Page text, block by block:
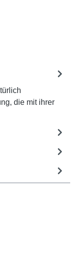
die mit ihrer